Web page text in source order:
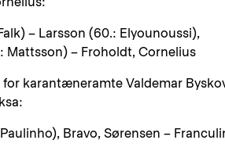
– Larsson (60.: Elyounoussi),
Mattsson) – Froholdt, Cornelius
karantæneramte Valdemar
Bravo, Sørensen –